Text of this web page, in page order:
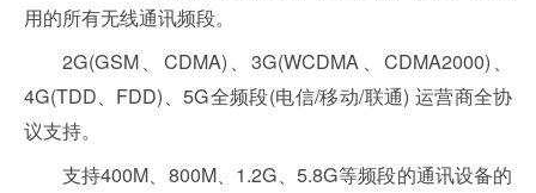
用的所有无线通讯频段。
2G(GSM、CDMA)、3G(WCDMA、CDMA2000)、
4G(TDD、FDD)、5G全频段(电信/移动/联通) 运营商全协
议支持。
支持400M、800M、1.2G、5.8G等频段的通讯设备的